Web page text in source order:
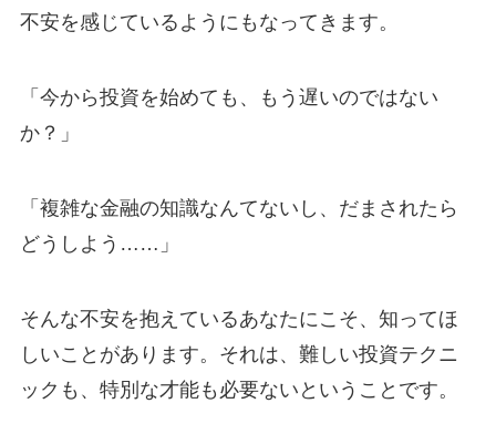
不安を感じているようにもなってきます。
「今から投資を始めても、もう遅いのではない
か？」
「複雑な金融の知識なんてないし、だまされたら
どうしよう……」
そんな不安を抱えているあなたにこそ、知ってほ
しいことがあります。それは、難しい投資テクニ
ックも、特別な才能も必要ないということです。